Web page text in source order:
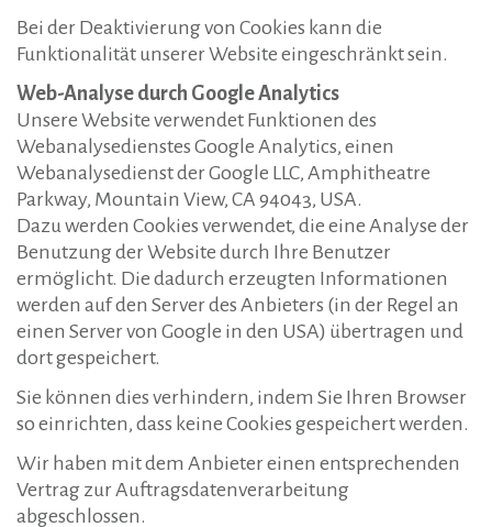
Bei der Deaktivierung von Cookies kann die
Funktionalität unserer Website eingeschränkt sein.
Web-Analyse durch Google Analytics
Unsere Website verwendet Funktionen des
Webanalysedienstes Google Analytics, einen
Webanalysedienst der Google LLC, Amphitheatre
Parkway, Mountain View, CA 94043, USA.
Dazu werden Cookies verwendet, die eine Analyse der
Benutzung der Website durch Ihre Benutzer
ermöglicht. Die dadurch erzeugten Informationen
werden auf den Server des Anbieters (in der Regel an
einen Server von Google in den USA) übertragen und
dort gespeichert.
Sie können dies verhindern, indem Sie Ihren Browser
so einrichten, dass keine Cookies gespeichert werden.
Wir haben mit dem Anbieter einen entsprechenden
Vertrag zur Auftragsdatenverarbeitung
abgeschlossen.